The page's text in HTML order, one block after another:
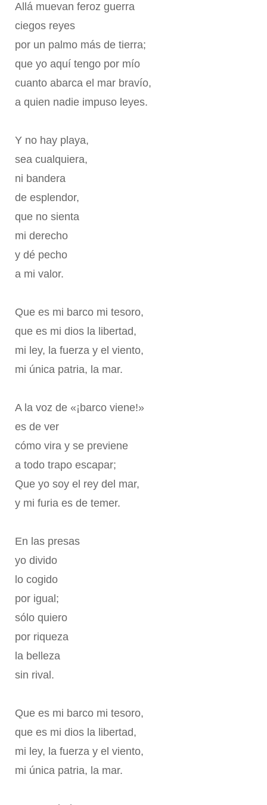
Allá muevan feroz guerra
ciegos reyes
por un palmo más de tierra;
que yo aquí tengo por mío
cuanto abarca el mar bravío,
a quien nadie impuso leyes.
Y no hay playa,
sea cualquiera,
ni bandera
de esplendor,
que no sienta
mi derecho
y dé pecho
a mi valor.
Que es mi barco mi tesoro,
que es mi dios la libertad,
mi ley, la fuerza y el viento,
mi única patria, la mar.
A la voz de «¡barco viene!»
es de ver
cómo vira y se previene
a todo trapo escapar;
Que yo soy el rey del mar,
y mi furia es de temer.
En las presas
yo divido
lo cogido
por igual;
sólo quiero
por riqueza
la belleza
sin rival.
Que es mi barco mi tesoro,
que es mi dios la libertad,
mi ley, la fuerza y el viento,
mi única patria, la mar.